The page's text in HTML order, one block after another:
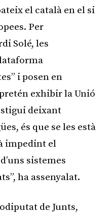
el català en el si
Per
Solé, les
i posen en
exhibir la Unió
deixant
és que se les està
impedint el
sistemes
ha assenyalat.
de Junts,